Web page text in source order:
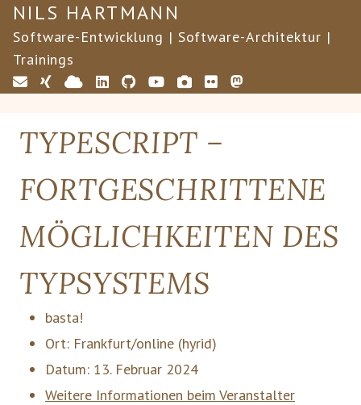
NILS HARTMANN
Software-Entwicklung | Software-Architektur |
Trainings
TYPESCRIPT –
FORTGESCHRITTENE
MÖGLICHKEITEN DES
TYPSYSTEMS
basta!
Ort: Frankfurt/online (hyrid)
Datum: 13. Februar 2024
Weitere Informationen beim Veranstalter